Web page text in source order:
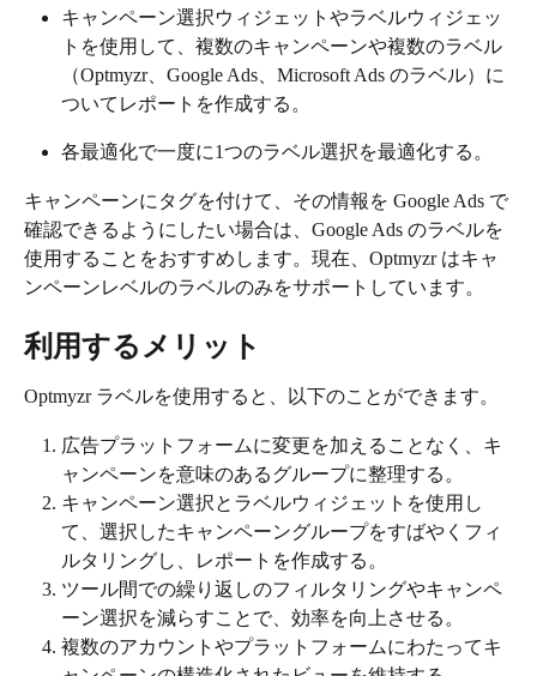
キャンペーン選択ウィジェットやラベルウィジェッ
トを使用して、複数のキャンペーンや複数のラベル
（Optmyzr、Google Ads、Microsoft Ads のラベル）に
ついてレポートを作成する。
各最適化で一度に1つのラベル選択を最適化する。
キャンペーンにタグを付けて、その情報を Google Ads で
確認できるようにしたい場合は、Google Ads のラベルを
使用することをおすすめします。現在、Optmyzr はキャ
ンペーンレベルのラベルのみをサポートしています。
利用するメリット
Optmyzr ラベルを使用すると、以下のことができます。
広告プラットフォームに変更を加えることなく、キ
ャンペーンを意味のあるグループに整理する。
キャンペーン選択とラベルウィジェットを使用し
て、選択したキャンペーングループをすばやくフィ
ルタリングし、レポートを作成する。
ツール間での繰り返しのフィルタリングやキャンペ
ーン選択を減らすことで、効率を向上させる。
複数のアカウントやプラットフォームにわたってキ